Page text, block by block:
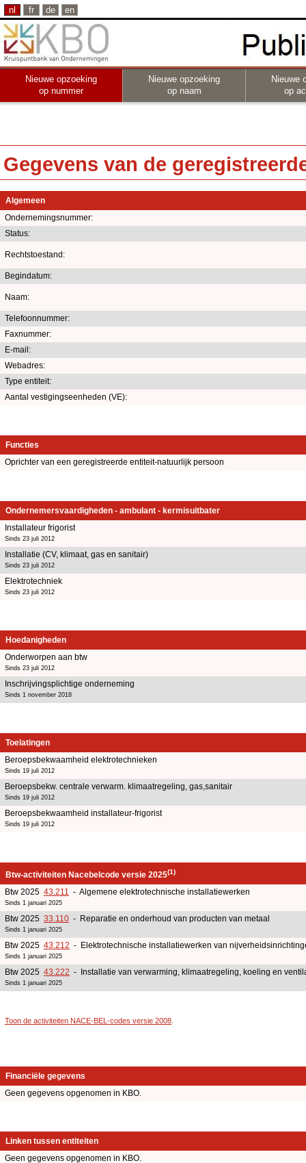
nl fr de en
Nieuwe opzoeking
op nummer
Nieuwe opzoeking
op naam
Nieuwe
op
Gegevens van de
Algemeen
Ondernemingsnummer:
Status:
Rechtstoestand:
Begindatum:
Naam:
Telefoonnummer:
Faxnummer:
E-mail:
Webadres:
Type entiteit:
Aantal vestigingseenheden (VE):
Functies
Oprichter van een geregistreerde entiteit-natuurlijk persoon
Ondernemersvaardigheden - ambulant - kermisuitbater
Installateur frigorist
Sinds 23 juli 2012
Installatie (CV, klimaat, gas en sanitair)
Sinds 23 juli 2012
Elektrotechniek
Sinds 23 juli 2012
Hoedanigheden
Onderworpen aan btw
Sinds 23 juli 2012
Inschrijvingsplichtige onderneming
Sinds 1 november 2018
Toelatingen
Beroepsbekwaamheid elektrotechnieken
Sinds 19 juli 2012
Beroepsbekw. centrale verwarm. klimaatregeling, gas,sanitair
Sinds 19 juli 2012
Beroepsbekwaamheid installateur-frigorist
Sinds 19 juli 2012
Btw-activiteiten Nacebelcode versie 2025(1)
Btw 2025 43.211 - Algemene elektrotechnische installatiewerken
Sinds 1 januari 2025
Btw 2025 33.110 - Reparatie en onderhoud van producten van metaal
Sinds 1 januari 2025
Btw 2025 43.212 - Elektrotechnische installatiewerken van
Sinds 1 januari 2025
Btw 2025 43.222 - Installatie van verwarming, klimaatregeling, koeling en
Sinds 1 januari 2025
Toon de activiteiten NACE-BEL-codes versie 2008
Financiële gegevens
Geen gegevens opgenomen in KBO.
Linken tussen entiteiten
Geen gegevens opgenomen in KBO.